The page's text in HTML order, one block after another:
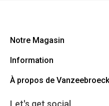
Notre Magasin
Vanzeebroeck Motors
1600 Sint-Pieters-Leeuw
023316022
Information
Annulation Commande
À propos de Vanzeebroeck
Cheque Cadeau
Let's get social